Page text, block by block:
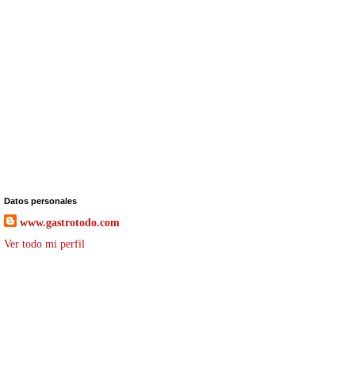
Datos personales
www.gastrotodo.com
Ver todo mi perfil